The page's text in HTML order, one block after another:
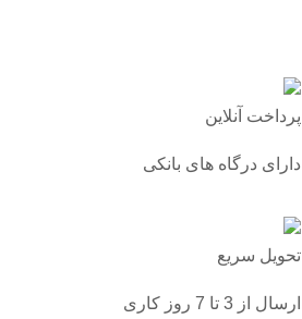
پرداخت آنلاین
دارای درگاه های بانکی
تحویل سریع
ارسال از 3 تا 7 روز کاری